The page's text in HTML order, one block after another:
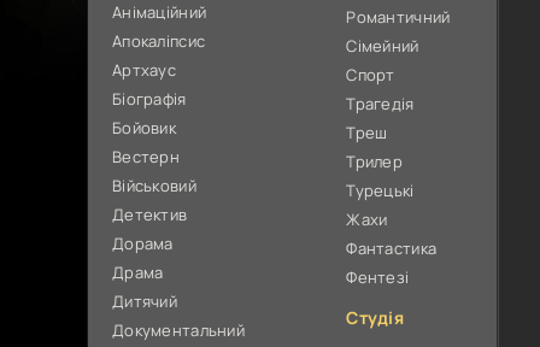
Анімаційний
Апокаліпсис
Артхаус
Біографія
Бойовик
Вестерн
Військовий
Детектив
Дорама
Драма
Дитячий
Документальний
Романтичний
Сімейний
Спорт
Трагедія
Треш
Трилер
Турецькі
Жахи
Фантастика
Фентезі
Студія